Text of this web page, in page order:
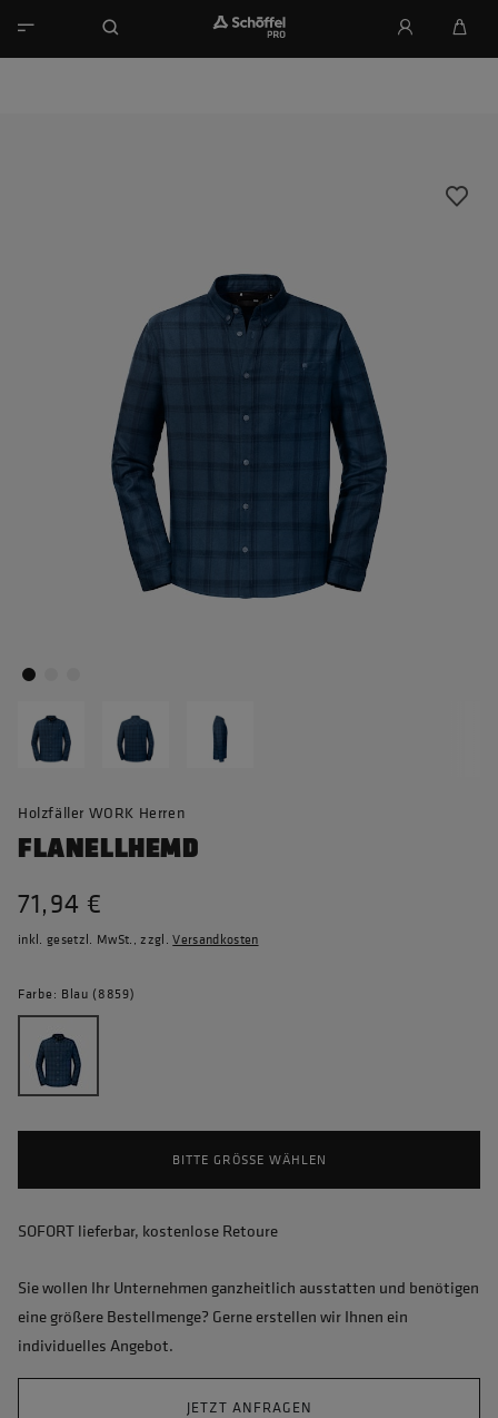
Holzfäller WORK Herren
FLANELLHEMD
71,94 €
inkl. gesetzl. MwSt., zzgl.Versandkosten
Farbe: Blau (8859)
BITTE GRÖSSE WÄHLEN
SOFORT lieferbar, kostenlose Retoure
Sie wollen Ihr Unternehmen ganzheitlich ausstatten und benötigen
eine größere Bestellmenge? Gerne erstellen wir Ihnen ein
individuelles Angebot.
JETZT ANFRAGEN